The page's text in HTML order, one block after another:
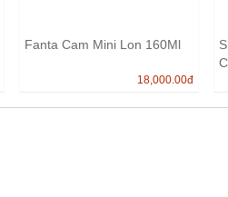
Fanta Cam Mini Lon 160Ml
18,000.00đ